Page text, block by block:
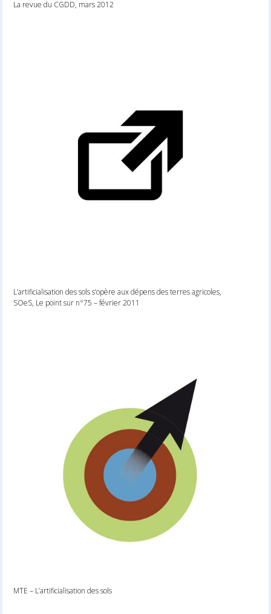
La revue du CGDD, mars 2012
L’artificialisation des sols s’opère aux dépens des terres agricoles,
SOeS, Le point sur n°75 – février 2011
MTE – L’artificialisation des sols